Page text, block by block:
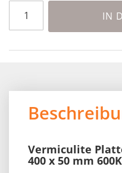
IN
Vermiculite
400 x 50 mm